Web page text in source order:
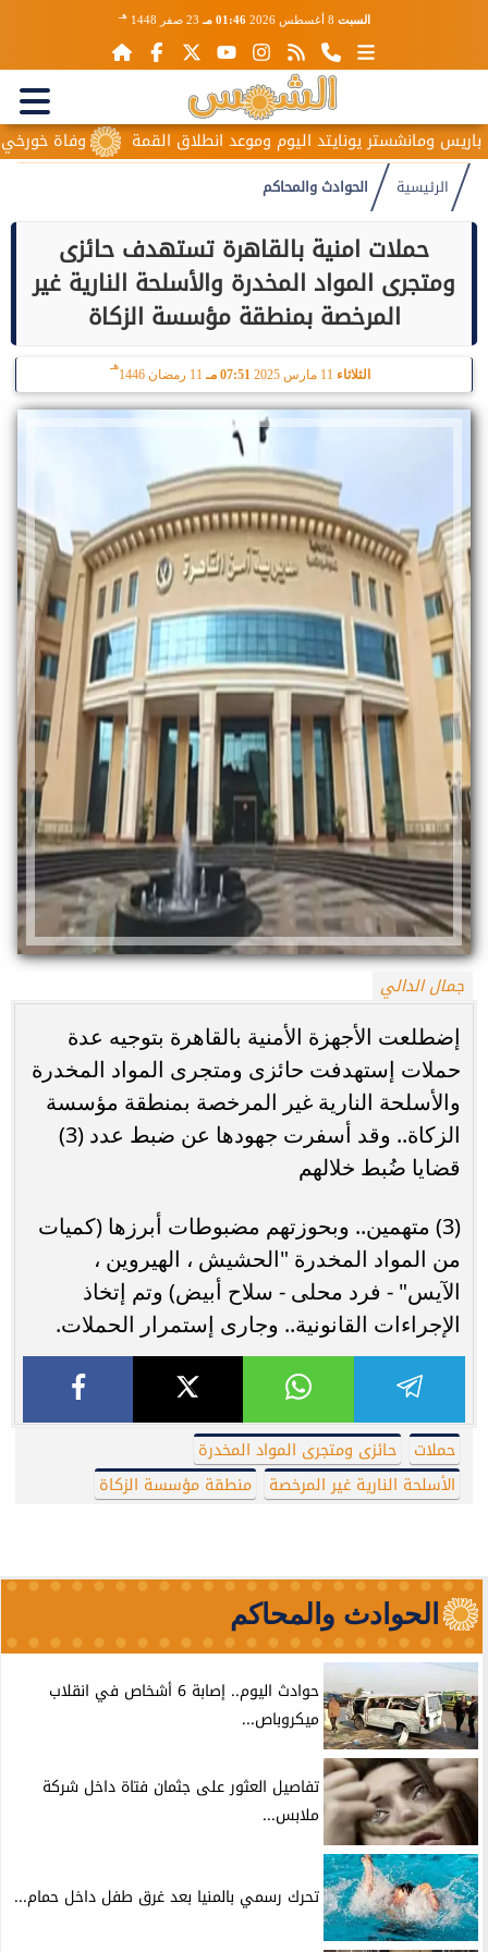
السبت 01:46 مـ 23 صفر 1448 هـ
وفاة خورخي ومانشستر يونايتد اليوم وموعد انطلاق القمة
الرئيسية الحوادث والمحاكم
حملات امنية بالقاهرة تستهدف حائزى
ومتجرى المواد المخدرة والأسلحة النارية غير
المرخصة بمنطقة مؤسسة الزكاة
الثلاثاء 07:51 مـ 11 رمضان 1446
هـ
جمال الدالي
إضطلعت الأجهزة الأمنية بالقاهرة بتوجيه عدة
حملات إستهدفت حائزى ومتجرى المواد المخدرة
والأسلحة النارية غير المرخصة بمنطقة مؤسسة
الزكاة.. وقد أسفرت جهودها عن ضبط عدد (3)
قضايا ضُبط خلالهم
(3) متهمين.. وبحوزتهم مضبوطات أبرزها (كميات
من المواد المخدرة "الحشيش ، الهيروين ،
الآيس" - فرد محلى - سلاح أبيض) وتم إتخاذ
الإجراءات القانونية.. وجارى إستمرار الحملات.
حملات
حائزى ومتجرى المواد المخدرة
الأسلحة النارية غير المرخصة
منطقة مؤسسة الزكاة
الحوادث والمحاكم
حوادث اليوم.. إصابة 6 أشخاص في انقلاب
ميكروباص...
تفاصيل العثور على جثمان فتاة داخل شركة
ملابس...
تحرك رسمي بالمنيا بعد غرق طفل داخل حمام...